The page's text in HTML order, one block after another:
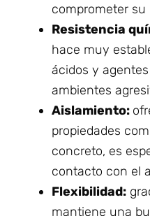
comprometer su
Resistencia
hace muy
ácidos y
ambientes
Aislamiento:
propiedades
concreto, es
contacto con el
Flexibilidad:
mantiene una